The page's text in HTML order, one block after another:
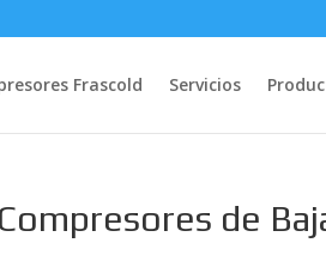
Frascold Servicios
de